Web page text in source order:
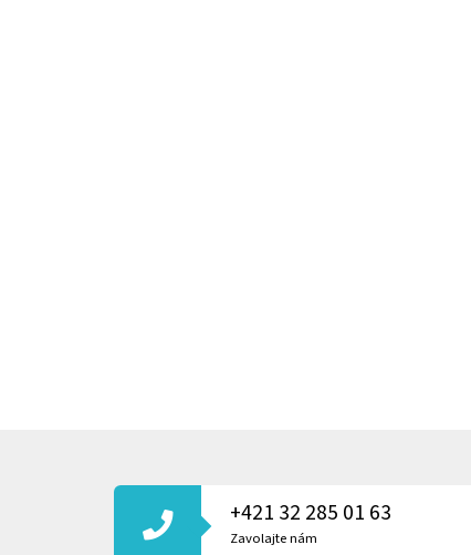
+421 32 285 01 63
Zavolajte nám